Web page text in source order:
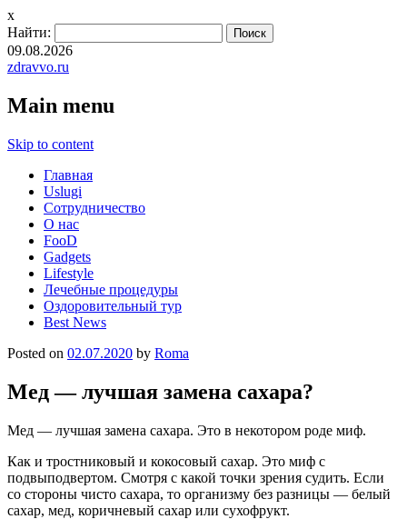
x
Найти:
09.08.2026
zdravvo.ru
Main menu
Skip to content
Главная
Uslugi
Сотрудничество
О нас
FooD
Gadgets
Lifestyle
Лечебные процедуры
Оздоровительный тур
Best News
Posted on 02.07.2020 by Roma
Мед — лучшая замена сахара?
Мед — лучшая замена сахара. Это в некотором роде миф.
Как и тростниковый и кокосовый сахар. Это миф с
подвыподвертом. Смотря с какой точки зрения судить. Если
со стороны чисто сахара, то организму без разницы — белый
сахар, мед, коричневый сахар или сухофрукт.